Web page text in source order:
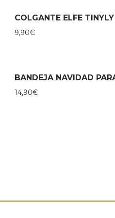
COLGANTE ELFE
9,90€
BANDEJA NAVIDAD
14,90€